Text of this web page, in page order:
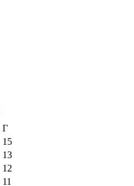
Г
15
13
12
11